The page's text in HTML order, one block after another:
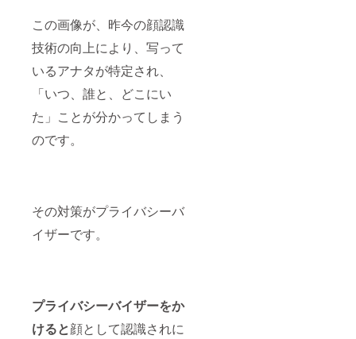
この画像が、昨今の顔認識
技術の向上により、写って
いるアナタが特定され、
「いつ、誰と、どこにい
た」ことが分かってしまう
のです。
その対策がプライバシーバ
イザーです。
プライバシーバイザーをか
けると顔として認識されに